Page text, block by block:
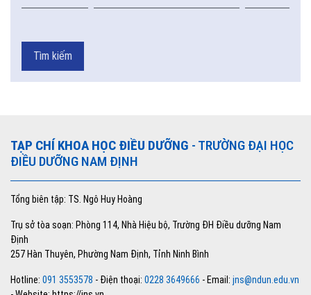
Tìm kiếm
TẠP CHÍ KHOA HỌC ĐIỀU DƯỠNG - TRƯỜNG ĐẠI HỌC
ĐIỀU DƯỠNG NAM ĐỊNH
Tổng biên tập: TS. Ngô Huy Hoàng
Trụ sở tòa soạn: Phòng 114, Nhà Hiệu bộ, Trường ĐH Điều dưỡng Nam
Định
257 Hàn Thuyên, Phường Nam Định, Tỉnh Ninh Bình
Hotline: 091 3553578 - Điện thoại: 0228 3649666 - Email: jns@ndun.edu.vn